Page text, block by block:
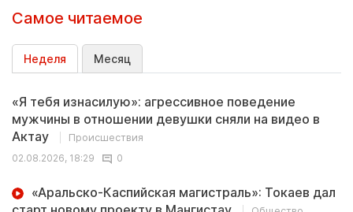
Самое читаемое
Неделя Месяц
«Я тебя изнасилую»: агрессивное поведение
мужчины в отношении девушки сняли на видео в
Актау
Происшествия
02.08.2026, 18:29
0
«Аральско-Каспийская магистраль»: Токаев дал